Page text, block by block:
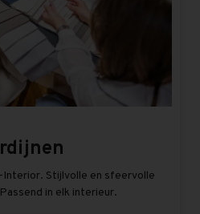
Stijlvolle en sfeervolle
in elk interieur.